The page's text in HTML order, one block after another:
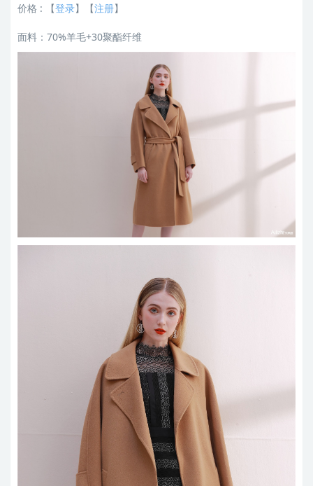
价格 : 【登录】【注册】
面料：70%羊毛+30聚酯纤维